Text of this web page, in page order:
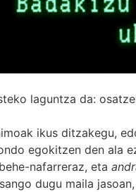
laguntza da:
ikus ditzakegu,
egokitzen den ala
nafarreraz, eta
dugu maila